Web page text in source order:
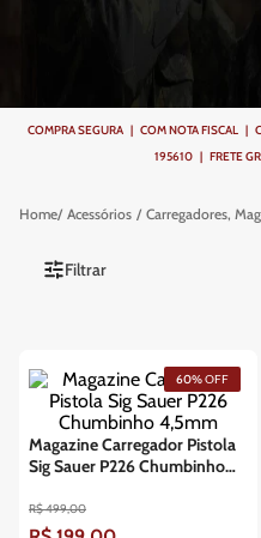
COMPRA SEGURA | COM NOTA FISCAL |
195610 | FRETE
Acessórios Carregadores,
Filtrar
Magazine Carregador Pistola
Sig Sauer P226 Chumbinho
R$499,00
60%OFF